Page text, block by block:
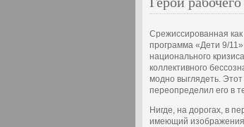
Срежиссированная
программа «Дети 9/
национального
коллективного
модно выглядеть.
переопределил его в
Нигде, на дорогах, в
имеющий изображения